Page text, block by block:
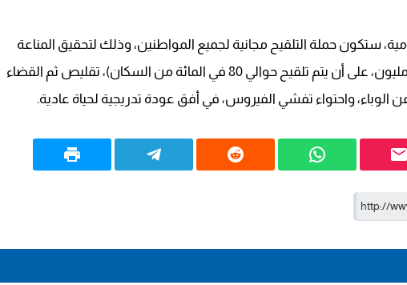
ستكون حملة التلقيح مجانية لجميع المواطنين، وذلك لتحقيق المناعة
لجميع مكونات الشعب المغربي (30 مليون، على أن يتم تلقيح حوالي 80 في المائة من السكان)، تقليص ثم القضاء
الوباء، واحتواء تفشي الفيروس، في أفق عودة تدريجية لحياة عادية.